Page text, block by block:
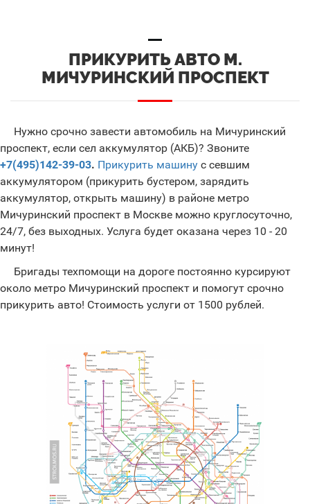
ПРИКУРИТЬ АВТО М.
МИЧУРИНСКИЙ ПРОСПЕКТ
Нужно срочно завести автомобиль на Мичуринский
проспект, если сел аккумулятор (АКБ)? Звоните
+7(495)142-39-03. Прикурить машину с севшим
аккумулятором (прикурить бустером, зарядить
аккумулятор, открыть машину) в районе метро
Мичуринский проспект в Москве можно круглосуточно,
24/7, без выходных. Услуга будет оказана через 10 - 20
минут!
Бригады техпомощи на дороге постоянно курсируют
около метро Мичуринский проспект и помогут срочно
прикурить авто! Стоимость услуги от 1500 рублей.